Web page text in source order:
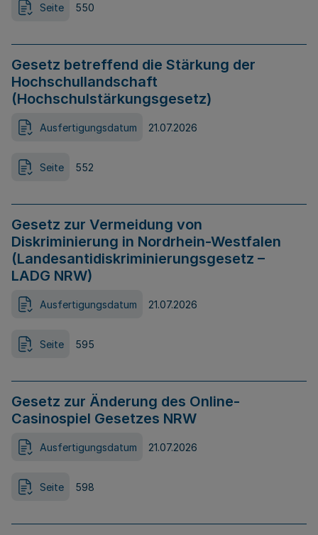
Seite 550
Gesetz betreffend die Stärkung der
Hochschullandschaft
(Hochschulstärkungsgesetz)
Ausfertigungsdatum 21.07.2026
Seite 552
Gesetz zur Vermeidung von
Diskriminierung in Nordrhein-Westfalen
(Landesantidiskriminierungsgesetz –
LADG NRW)
Ausfertigungsdatum 21.07.2026
Seite 595
Gesetz zur Änderung des Online-
Casinospiel Gesetzes NRW
Ausfertigungsdatum 21.07.2026
Seite 598